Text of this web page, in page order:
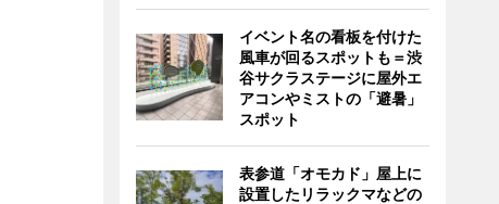
イベント名の看板を付けた
風車が回るスポットも＝渋
谷サクラステージに屋外エ
アコンやミストの「避暑」
スポット
表参道「オモカド」屋上に
設置したリラックマなどの